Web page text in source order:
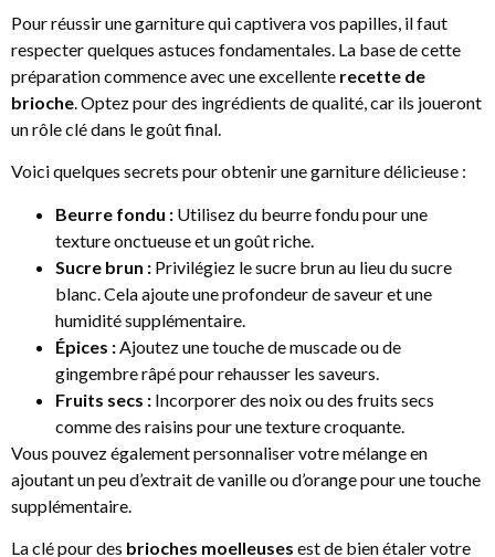
Pour réussir une garniture qui captivera vos papilles, il faut
respecter quelques astuces fondamentales. La base de cette
préparation commence avec une excellente recette de
brioche. Optez pour des ingrédients de qualité, car ils joueront
un rôle clé dans le goût final.
Voici quelques secrets pour obtenir une garniture délicieuse :
Beurre fondu : Utilisez du beurre fondu pour une
texture onctueuse et un goût riche.
Sucre brun : Privilégiez le sucre brun au lieu du sucre
blanc. Cela ajoute une profondeur de saveur et une
humidité supplémentaire.
Épices : Ajoutez une touche de muscade ou de
gingembre râpé pour rehausser les saveurs.
Fruits secs : Incorporer des noix ou des fruits secs
comme des raisins pour une texture croquante.
Vous pouvez également personnaliser votre mélange en
ajoutant un peu d’extrait de vanille ou d’orange pour une touche
supplémentaire.
La clé pour des brioches moelleuses est de bien étaler votre